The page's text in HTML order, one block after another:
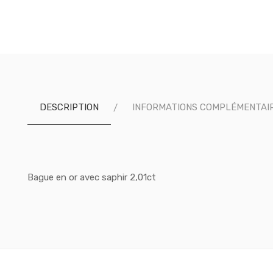
DESCRIPTION INFORMATIONS
Bague en or avec saphir 2,01ct